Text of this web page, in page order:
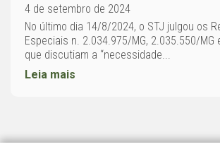
4 de setembro de 2024
No último dia 14/8/2024, o STJ julgou os
Especiais n. 2.034.975/MG, 2.035.550/MG
que discutiam a “necessidade...
Leia mais